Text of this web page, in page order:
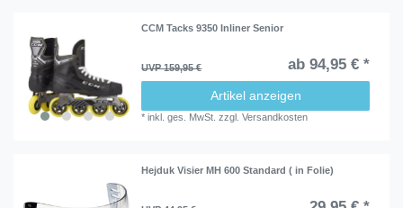
CCM Tacks 9350 Inliner Senior
UVP 159,95 € ab 94,95 € *
Artikel anzeigen
*inkl. ges. MwSt. zzgl.Versandkosten
Hejduk Visier MH 600 Standard ( in Folie)